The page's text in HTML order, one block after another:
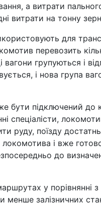
а витрати
витрати на тонну
для
перевозить
групуються і
і нова група
бути підключений до
спеціалісти,
руду, поїзду
локомотива і вже
до
у порівнянні
менше залізничних